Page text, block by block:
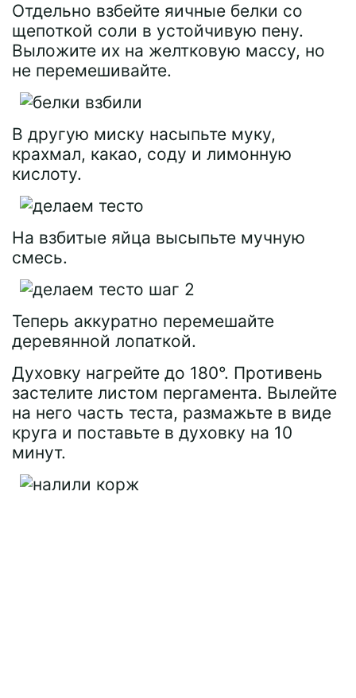
Отдельно взбейте яичные белки со
щепоткой соли в устойчивую пену.
Выложите их на желтковую массу, но
не перемешивайте.
В другую миску насыпьте муку,
крахмал, какао, соду и лимонную
кислоту.
На взбитые яйца высыпьте мучную
смесь.
Теперь аккуратно перемешайте
деревянной лопаткой.
Духовку нагрейте до 180°. Противень
застелите листом пергамента. Вылейте
на него часть теста, размажьте в виде
круга и поставьте в духовку на 10
минут.